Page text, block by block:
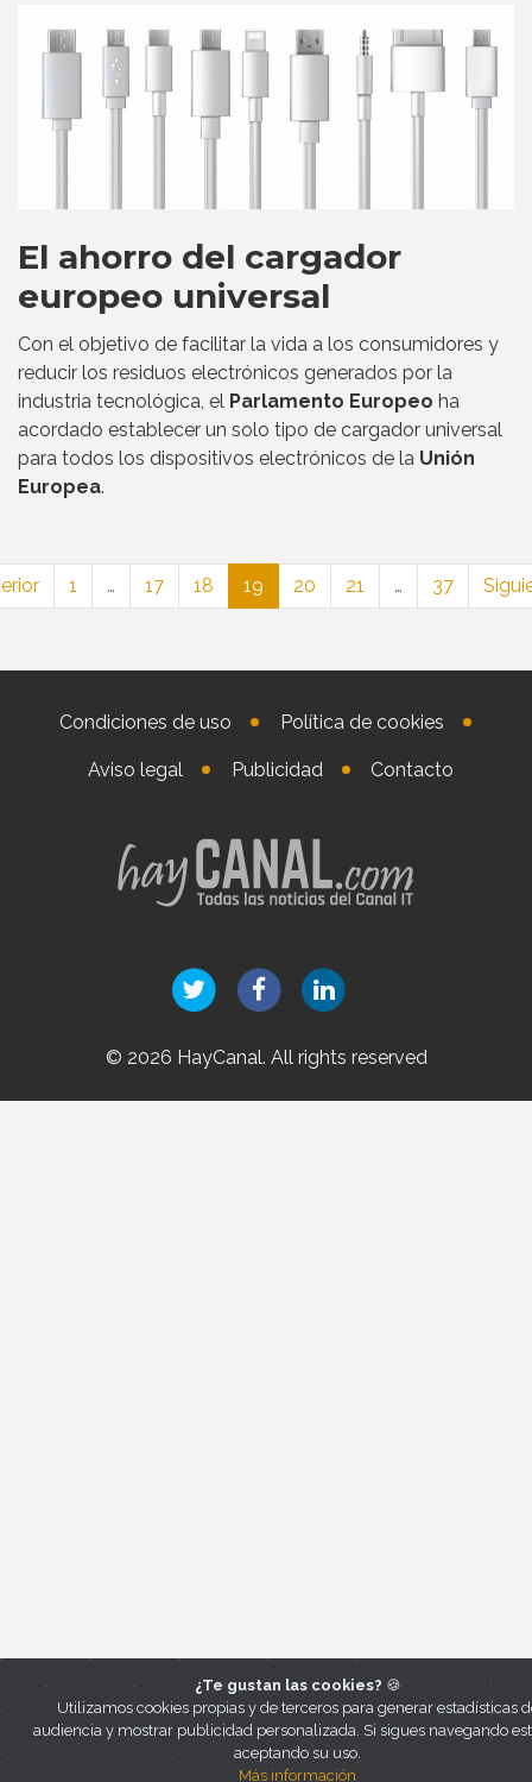
El ahorro del cargador
europeo universal
Con el objetivo de facilitar la vida a los consumidores y
reducir los residuos electrónicos generados por la
industria tecnológica, el Parlamento Europeo ha
acordado establecer un solo tipo de cargador universal
para todos los dispositivos electrónicos de la Unión
Europea.
1 … 17 18 19 20 21 … 37
Condiciones de uso Política de cookies
Aviso legal Publicidad Contacto
© 2026 HayCanal. All rights reserved
¿Te gustan las cookies? 🍪
Utilizamos cookies propias y de terceros para generar estadísticas
audiencia y mostrar publicidad personalizada. Si sigues navegando
aceptando su uso.
Más información